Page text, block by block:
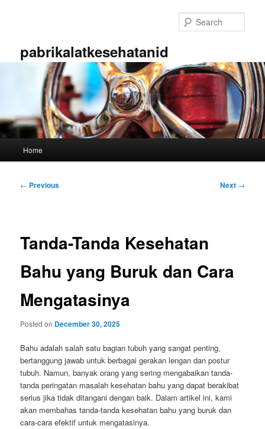
pabrikalatkesehatanid
Home
Post
← Previous Next →
Tanda-Tanda Kesehatan
Bahu yang Buruk dan Cara
Mengatasinya
Posted on December 30, 2025
Bahu adalah salah satu bagian tubuh yang sangat penting,
bertanggung jawab untuk berbagai gerakan lengan dan postur
tubuh. Namun, banyak orang yang sering mengabaikan tanda-
tanda peringatan masalah kesehatan bahu yang dapat berakibat
serius jika tidak ditangani dengan baik. Dalam artikel ini, kami
akan membahas tanda-tanda kesehatan bahu yang buruk dan
cara-cara efektif untuk mengatasinya.